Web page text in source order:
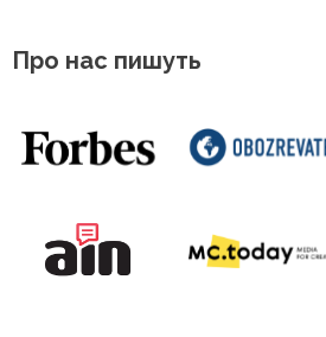
Про нас пишуть